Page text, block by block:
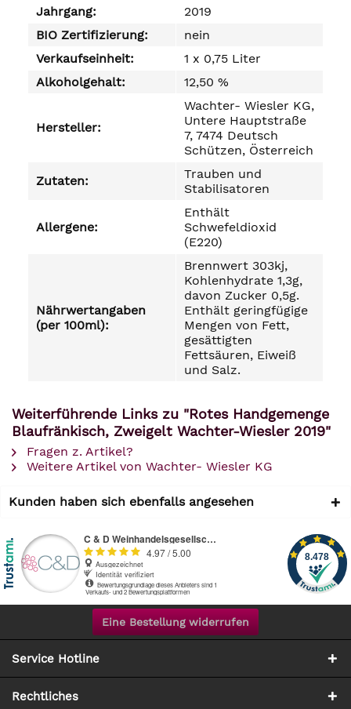
Jahrgang:
2019
BIO Zertifizierung:
nein
Verkaufseinheit:
1 x 0,75 Liter
Alkoholgehalt:
12,50 %
Hersteller:
Wachter- Wiesler KG,
Untere Hauptstraße
7, 7474 Deutsch
Schützen, Österreich
Zutaten:
Trauben und
Stabilisatoren
Allergene:
Enthält
Schwefeldioxid
(E220)
Nährwertangaben
(per 100ml):
Brennwert 303kj,
Kohlenhydrate 1,3g,
davon Zucker 0,5g.
Enthält geringfügige
Mengen von Fett,
gesättigten
Fettsäuren, Eiweiß
und Salz.
Weiterführende Links zu "Rotes Handgemenge
Blaufränkisch, Zweigelt Wachter-Wiesler 2019"
Fragen z. Artikel?
Weitere Artikel von Wachter- Wiesler KG
Kunden haben sich ebenfalls angesehen
Eine Bestellung widerrufen
Service Hotline
Rechtliches